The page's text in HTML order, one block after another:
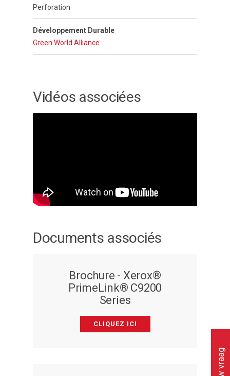
Perforation
Développement Durable
Green World Alliance
Vidéos associées
Documents associés
Brochure - Xerox®
PrimeLink® C9200
Series
CLIQUEZ ICI